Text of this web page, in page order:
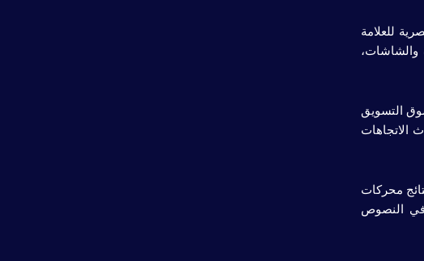
للعلامة
والشاشات،
التسويق
الاتجاهات
محركات
في النصوص